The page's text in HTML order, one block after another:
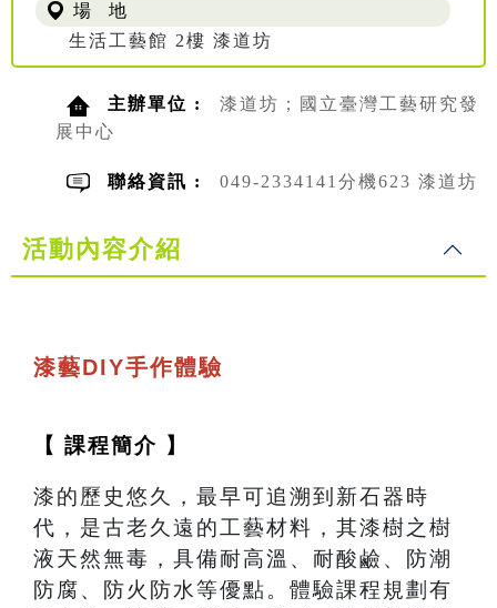
場 地
生活工藝館 2樓 漆道坊
主辦單位 :
漆道坊；國立臺灣工藝研究發
展中心
聯絡資訊 : 049-2334141分機623 漆道坊
活動內容介紹
漆藝DIY手作體驗
【 課程簡介 】
漆的歷史悠久，最早可追溯到新石器時
代，是古老久遠的工藝材料，其漆樹之樹
液天然無毒，具備耐高溫、耐酸鹼、防潮
防腐、防火防水等優點。體驗課程規劃有